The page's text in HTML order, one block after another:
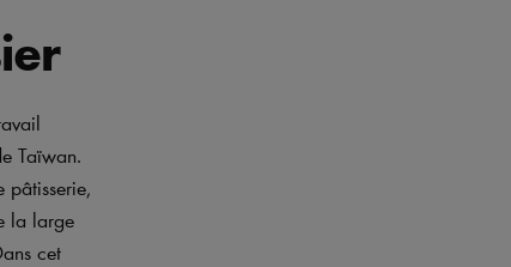
Taïwan.
pâtisserie,
la large
cet